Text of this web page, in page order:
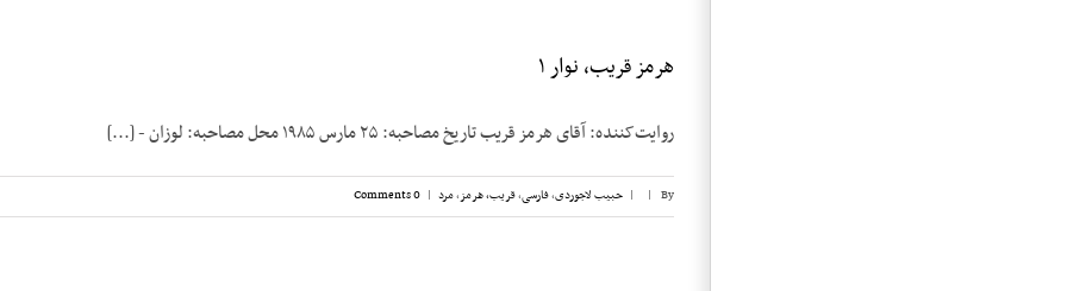
هرمز قریب، نوار ۱
روایت‌کننده: آقای هرمز قریب تاریخ مصاحبه: ۲۵ مارس ۱۹۸۵ محل مصاحبه: لوزان - [...]
By
|
| حبیب لاجوردی,فارسی,قریب، هرمز,مرد |
0 Comments